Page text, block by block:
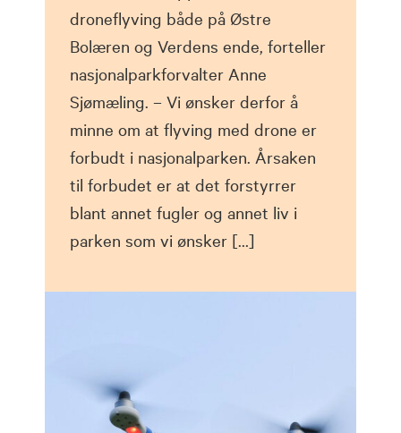
droneflyving både på Østre
Bolæren og Verdens ende, forteller
nasjonalparkforvalter Anne
Sjømæling. – Vi ønsker derfor å
minne om at flyving med drone er
forbudt i nasjonalparken. Årsaken
til forbudet er at det forstyrrer
blant annet fugler og annet liv i
parken som vi ønsker […]